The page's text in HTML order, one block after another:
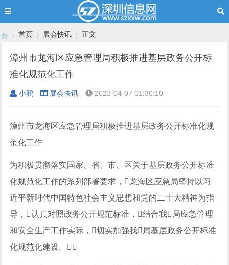
›
首页
›
展会快讯 正文
漳州市龙海区应急管理局积极推进基层政务公开标
准化规范化工作
小鹏 展会快讯 2023-04-07 01:30:10
漳州市龙海区应急管理局积极推进基层政务公开标准化规
范化工作
为积极贯彻落实国家、省、市、区关于基层政务公开标准
化规范化工作的系列部署要求，龙海区应急局坚持以习
近平新时代中国特色社会主义思想和党的二十大精神为指
导，认真对照政务公开规范标准，结合我局应急管理
和安全生产工作实际，切实加强我局基层政务公开标准
化规范化建设。